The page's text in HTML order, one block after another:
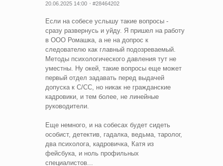
20.06.2025 14:00 #28464202
Если на собесе услышу такие вопросы -
сразу развернусь и уйду. Я пришел на работу
в ООО Ромашка, а не на допрос к
следователю как главный подозреваемый.
Методы психологического давления тут не
уместны. Ну окей, такие вопросы еще может
первый отдел задавать перед выдачей
допуска к С/СС, но никак не гражданские
кадровики, и тем более, не линейные
руководители.
Еще немного, и на собесах будет сидеть
особист, детектив, гадалка, ведьма, таролог,
два психолога, кадровичка, Катя из
фейсбука, и ноль профильных
специалистов...